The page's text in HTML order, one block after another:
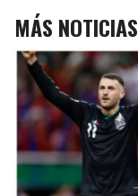
MÁS NOTICIAS